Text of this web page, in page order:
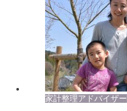
家計整理アドバイザー